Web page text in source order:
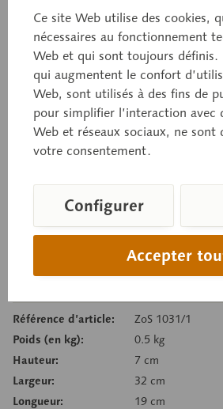
avec avec partie
corps brun-clair
Zamenis longissimus, en SOMSO
Prix sur demande
Délai de livraison sur demande
Référence d’article:
ZoS 1031/1
Poids (en kg):
0.5 kg
Hauteur:
7 cm
Largeur:
32 cm
Longueur:
19 cm
Ce site Web utilise des cookies,
nécessaires au fonctionnement
Web et qui sont toujours définis.
qui augmentent le confort
Web, sont utilisés à des fins de
pour simplifier l’interaction avec
Web et réseaux sociaux, ne sont
votre consentement.
Accepter
Configurer